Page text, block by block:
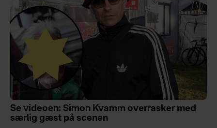
Se videoen: Simon Kvamm overrasker med
særlig gæst på scenen